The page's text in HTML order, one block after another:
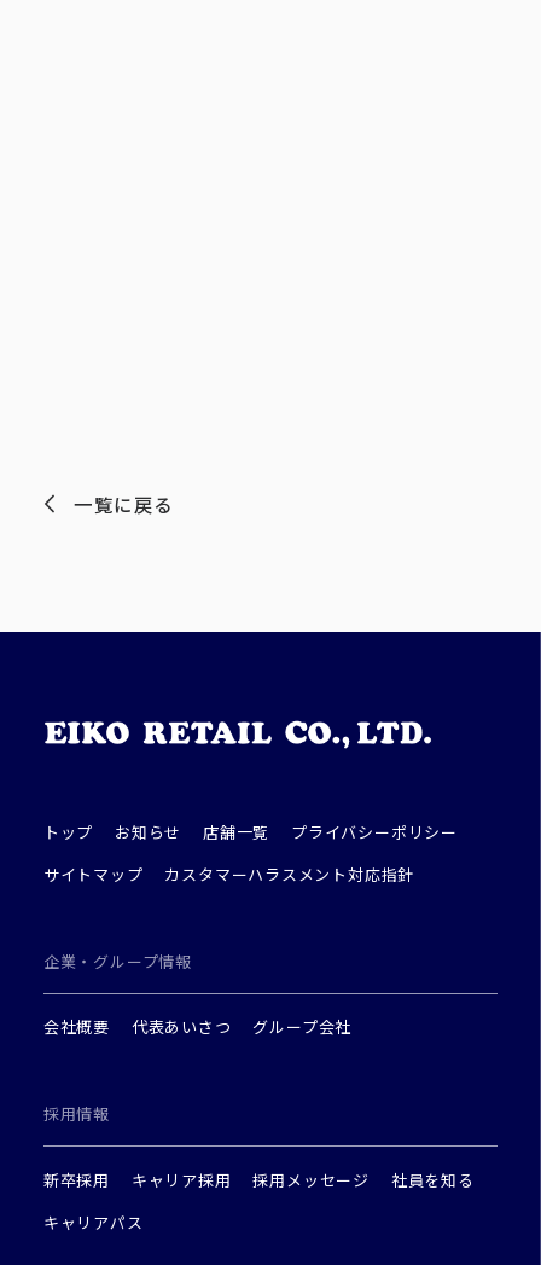
一覧に戻る
トップ お知らせ 店舗一覧
プライバシーポリシー
サイトマップ
カスタマーハラスメント対応指針
企業・グループ情報
会社概要 代表あいさつ グループ会社
採用情報
新卒採用 キャリア採用 採用メッセージ
社員を知る
キャリアパス